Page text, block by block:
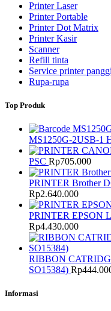
Printer Laser
Printer Portable
Printer Dot Matrix
Printer Kasir
Scanner
Refill tinta
Service printer
Rupa-rupa
Top Produk
MS1250G-2USB-1
PSC Rp705.000
PRINTER Brother
Rp2.640.000
PRINTER EPSON
Rp4.430.000
RIBBON
SO15384) Rp
Informasi